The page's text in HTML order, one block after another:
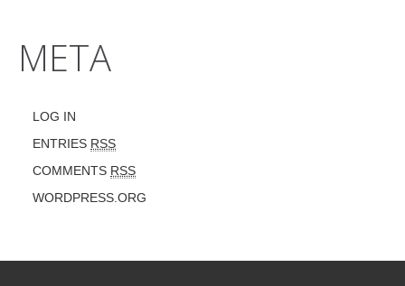
META
LOG IN
ENTRIES RSS
COMMENTS RSS
WORDPRESS.ORG